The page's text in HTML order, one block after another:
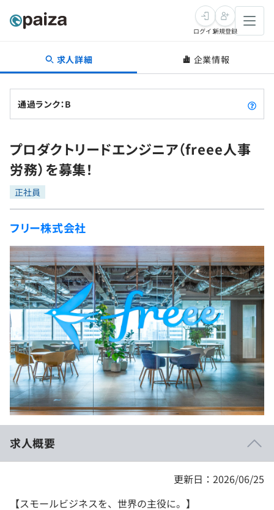
転職・キャリア
転職成功ガイド
転職エージェント
インタビュー
転職成功ガイド
新卒就活
求人検索
本選考
インターン
新卒エージェント
イベント・セミナー
インタビュー
就活成功ガイド
学習
問題集
ナレッジ
リファレンス
プラン
個人向けプラン
法人向けプラン
契約内容・クーポン
プログラミング言語
評価結果一覧
再チャレンジ結果一覧
ゲーム・マンガ
Tech Team Journal
paiza times
note
paizaとは？
ログイン新規登録
求人詳細 企業情報
通過ランク：B
プロダクトリードエンジニア（freee人事
労務）を募集！
正社員
フリー株式会社
求人概要
更新日：2026/06/25
【スモールビジネスを、世界の主役に。】